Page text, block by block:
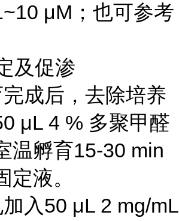
μM；也可参考
及促渗
完成后，去除培养
μL 4 % 多聚甲醛
温孵育15-30 min
定液。
加入50 μL 2 mg/mL